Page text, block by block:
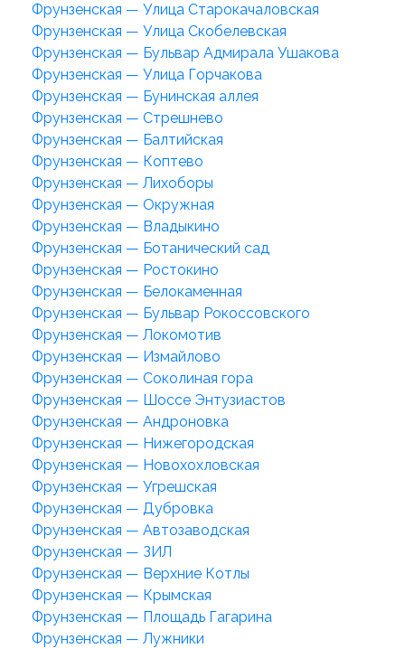
Фрунзенская — Улица Старокачаловская
Фрунзенская — Улица Скобелевская
Фрунзенская — Бульвар Адмирала Ушакова
Фрунзенская — Улица Горчакова
Фрунзенская — Бунинская аллея
Фрунзенская — Стрешнево
Фрунзенская — Балтийская
Фрунзенская — Коптево
Фрунзенская — Лихоборы
Фрунзенская — Окружная
Фрунзенская — Владыкино
Фрунзенская — Ботанический сад
Фрунзенская — Ростокино
Фрунзенская — Белокаменная
Фрунзенская — Бульвар Рокоссовского
Фрунзенская — Локомотив
Фрунзенская — Измайлово
Фрунзенская — Соколиная гора
Фрунзенская — Шоссе Энтузиастов
Фрунзенская — Андроновка
Фрунзенская — Нижегородская
Фрунзенская — Новохохловская
Фрунзенская — Угрешская
Фрунзенская — Дубровка
Фрунзенская — Автозаводская
Фрунзенская — ЗИЛ
Фрунзенская — Верхние Котлы
Фрунзенская — Крымская
Фрунзенская — Площадь Гагарина
Фрунзенская — Лужники